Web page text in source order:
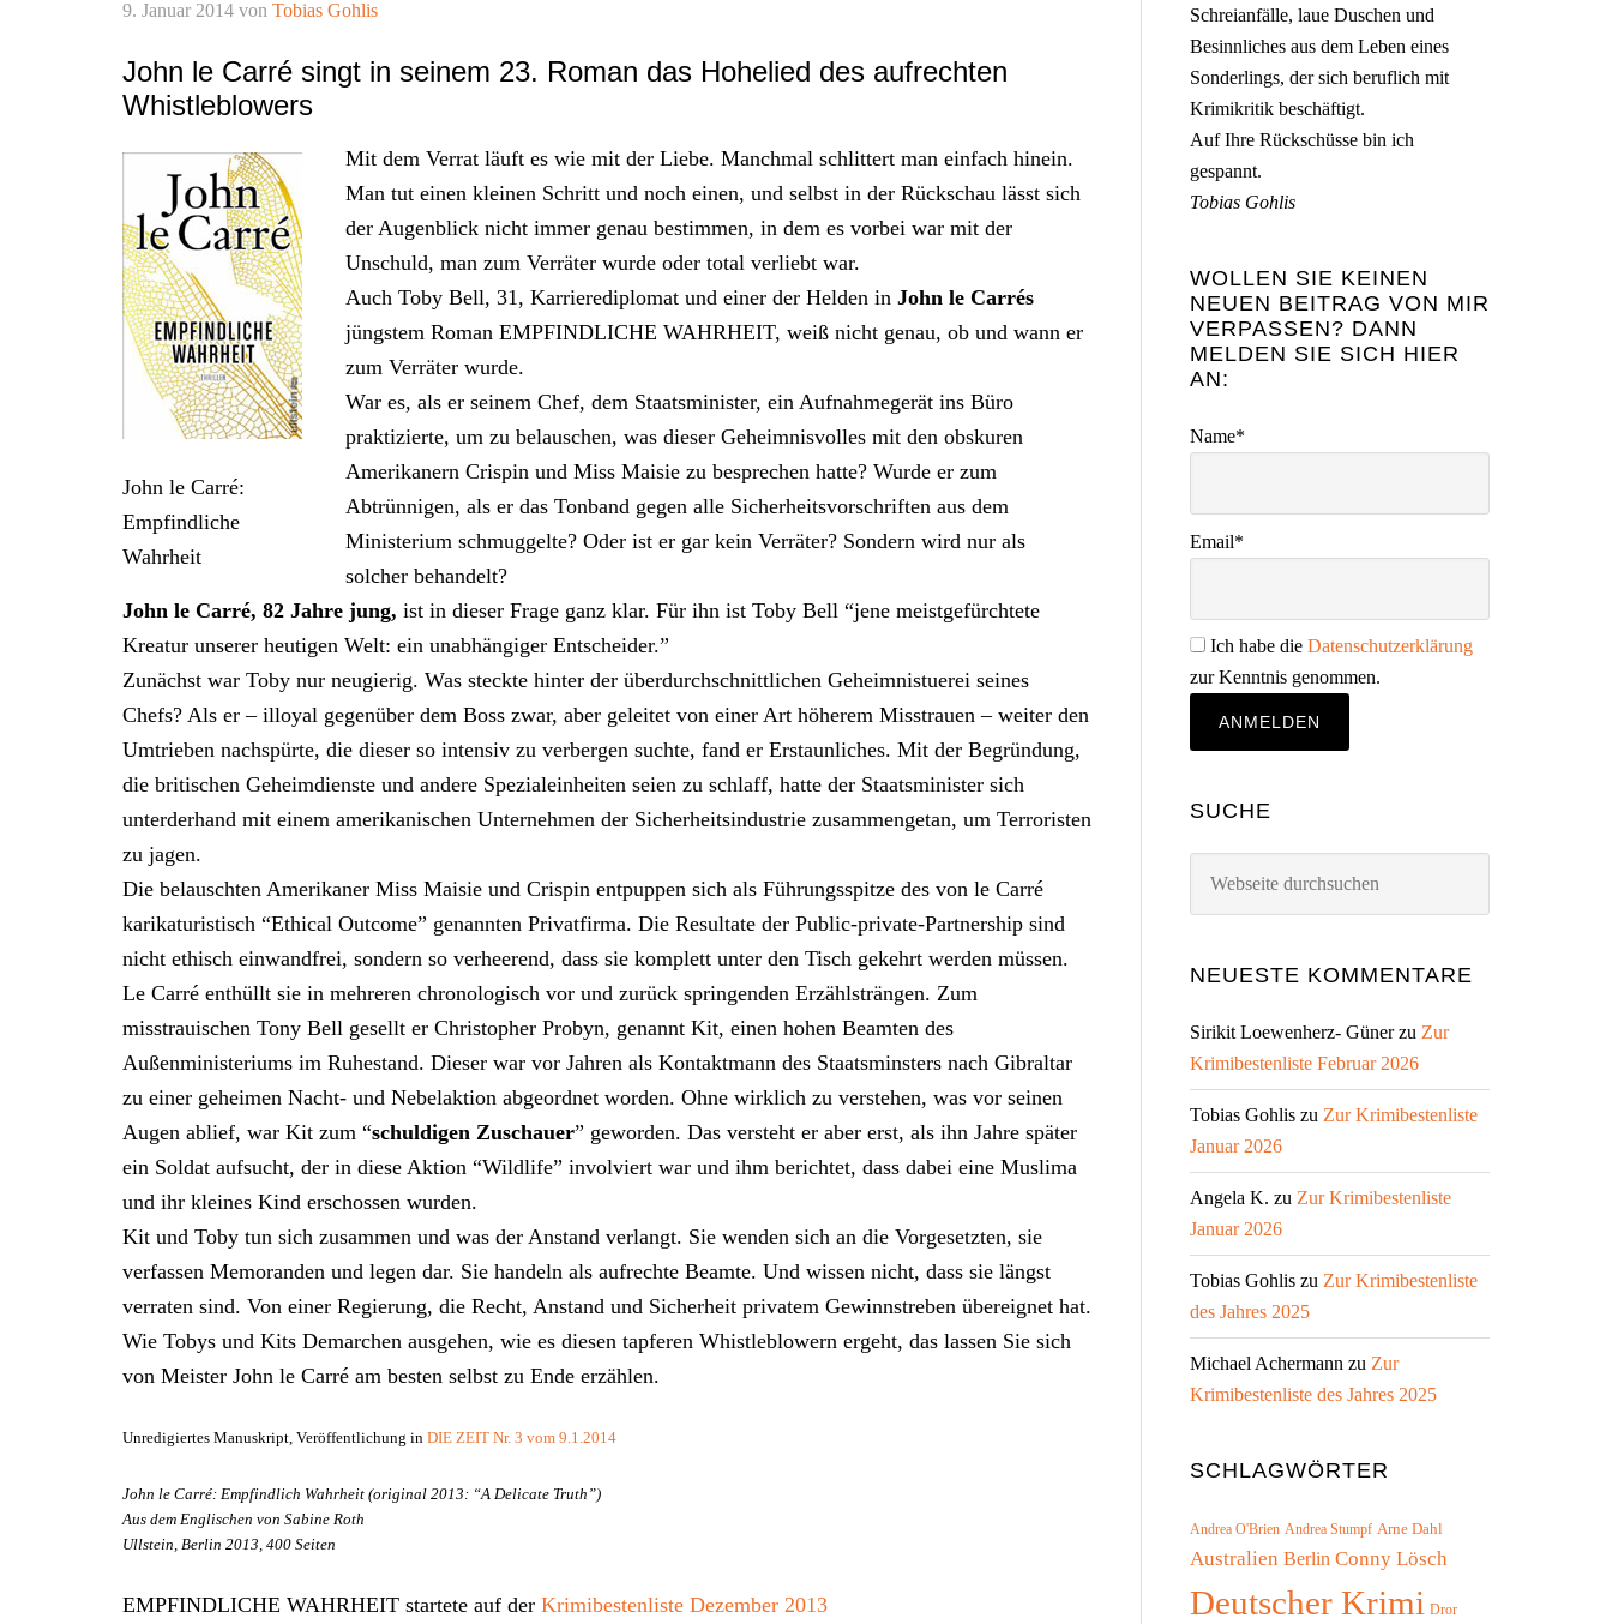
9. Januar 2014 von Tobias Gohlis
John le Carré singt in seinem 23. Roman das Hohelied des aufrechten
Whistleblowers
John le Carré:
Empfindliche
Wahrheit
Mit dem Verrat läuft es wie mit der Liebe. Manchmal schlittert man einfach hinein.
Man tut einen kleinen Schritt und noch einen, und selbst in der Rückschau lässt sich
der Augenblick nicht immer genau bestimmen, in dem es vorbei war mit der
Unschuld, man zum Verräter wurde oder total verliebt war.
Auch Toby Bell, 31, Karrierediplomat und einer der Helden in John le Carrés
jüngstem Roman EMPFINDLICHE WAHRHEIT, weiß nicht genau, ob und wann er
zum Verräter wurde.
War es, als er seinem Chef, dem Staatsminister, ein Aufnahmegerät ins Büro
praktizierte, um zu belauschen, was dieser Geheimnisvolles mit den obskuren
Amerikanern Crispin und Miss Maisie zu besprechen hatte? Wurde er zum
Abtrünnigen, als er das Tonband gegen alle Sicherheitsvorschriften aus dem
Ministerium schmuggelte? Oder ist er gar kein Verräter? Sondern wird nur als
solcher behandelt?
John le Carré, 82 Jahre jung, ist in dieser Frage ganz klar. Für ihn ist Toby Bell “jene meistgefürchtete
Kreatur unserer heutigen Welt: ein unabhängiger Entscheider.”
Zunächst war Toby nur neugierig. Was steckte hinter der überdurchschnittlichen Geheimnistuerei seines
Chefs? Als er – illoyal gegenüber dem Boss zwar, aber geleitet von einer Art höherem Misstrauen – weiter den
Umtrieben nachspürte, die dieser so intensiv zu verbergen suchte, fand er Erstaunliches. Mit der Begründung,
die britischen Geheimdienste und andere Spezialeinheiten seien zu schlaff, hatte der Staatsminister sich
unterderhand mit einem amerikanischen Unternehmen der Sicherheitsindustrie zusammengetan, um Terroristen
zu jagen.
Die belauschten Amerikaner Miss Maisie und Crispin entpuppen sich als Führungsspitze des von le Carré
karikaturistisch “Ethical Outcome” genannten Privatfirma. Die Resultate der Public-private-Partnership sind
nicht ethisch einwandfrei, sondern so verheerend, dass sie komplett unter den Tisch gekehrt werden müssen.
Le Carré enthüllt sie in mehreren chronologisch vor und zurück springenden Erzählsträngen. Zum
misstrauischen Tony Bell gesellt er Christopher Probyn, genannt Kit, einen hohen Beamten des
Außenministeriums im Ruhestand. Dieser war vor Jahren als Kontaktmann des Staatsminsters nach Gibraltar
zu einer geheimen Nacht- und Nebelaktion abgeordnet worden. Ohne wirklich zu verstehen, was vor seinen
Augen ablief, war Kit zum “schuldigen Zuschauer” geworden. Das versteht er aber erst, als ihn Jahre später
ein Soldat aufsucht, der in diese Aktion “Wildlife” involviert war und ihm berichtet, dass dabei eine Muslima
und ihr kleines Kind erschossen wurden.
Kit und Toby tun sich zusammen und was der Anstand verlangt. Sie wenden sich an die Vorgesetzten, sie
verfassen Memoranden und legen dar. Sie handeln als aufrechte Beamte. Und wissen nicht, dass sie längst
verraten sind. Von einer Regierung, die Recht, Anstand und Sicherheit privatem Gewinnstreben übereignet hat.
Wie Tobys und Kits Demarchen ausgehen, wie es diesen tapferen Whistleblowern ergeht, das lassen Sie sich
von Meister John le Carré am besten selbst zu Ende erzählen.
Unredigiertes Manuskript, Veröffentlichung in DIE ZEIT Nr. 3 vom 9.1.2014
John le Carré: Empfindlich Wahrheit (original 2013: “A Delicate Truth”)
Aus dem Englischen von Sabine Roth
Ullstein, Berlin 2013, 400 Seiten
EMPFINDLICHE WAHRHEIT startete auf der Krimibestenliste Dezember 2013
Schreianfälle, laue Duschen und
Besinnliches aus dem Leben eines
Sonderlings, der sich beruflich mit
Krimikritik beschäftigt.
Auf Ihre Rückschüsse bin ich
gespannt.
Tobias Gohlis
WOLLEN SIE KEINEN
NEUEN BEITRAG VON MIR
VERPASSEN? DANN
MELDEN SIE SICH HIER
AN:
Name*
Email*
Ich habe die Datenschutzerklärung
zur Kenntnis genommen.
SUCHE
NEUESTE KOMMENTARE
Sirikit Loewenherz- Günerzu Zur
Krimibestenliste Februar 2026
Tobias Gohlis zu Zur Krimibestenliste
Januar 2026
Angela K. zu Zur Krimibestenliste
Januar 2026
Tobias Gohlis zu Zur Krimibestenliste
des Jahres 2025
Michael Achermann zu Zur
Krimibestenliste des Jahres 2025
SCHLAGWÖRTER
Andrea O'Brien Andrea Stumpf Arne Dahl
Australien Berlin Conny Lösch
Deutscher Krimi Dror